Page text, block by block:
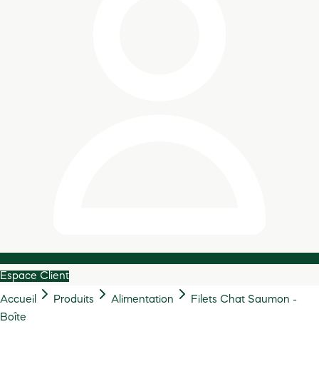
Espace Client
Accueil Produits Alimentation
Filets Chat Saumon -
Boîte